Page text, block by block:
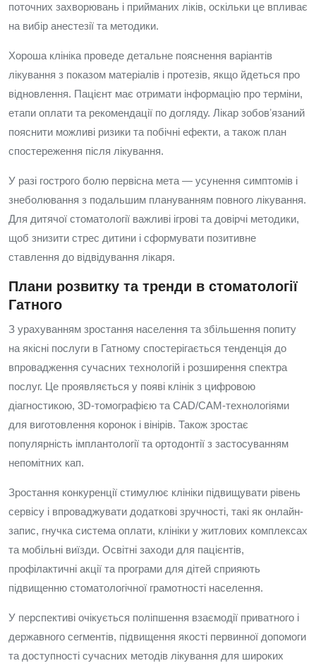
поточних захворювань і прийманих ліків, оскільки це впливає
на вибір анестезії та методики.
Хороша клініка проведе детальне пояснення варіантів
лікування з показом матеріалів і протезів, якщо йдеться про
відновлення. Пацієнт має отримати інформацію про терміни,
етапи оплати та рекомендації по догляду. Лікар зобовʼязаний
пояснити можливі ризики та побічні ефекти, а також план
спостереження після лікування.
У разі гострого болю первісна мета — усунення симптомів і
знеболювання з подальшим плануванням повного лікування.
Для дитячої стоматології важливі ігрові та довірчі методики,
щоб знизити стрес дитини і сформувати позитивне
ставлення до відвідування лікаря.
Плани розвитку та тренди в стоматології
Гатного
З урахуванням зростання населення та збільшення попиту
на якісні послуги в Гатному спостерігається тенденція до
впровадження сучасних технологій і розширення спектра
послуг. Це проявляється у появі клінік з цифровою
діагностикою, 3D-томографією та CAD/CAM-технологіями
для виготовлення коронок і вінірів. Також зростає
популярність імплантології та ортодонтії з застосуванням
непомітних кап.
Зростання конкуренції стимулює клініки підвищувати рівень
сервісу і впроваджувати додаткові зручності, такі як онлайн-
запис, гнучка система оплати, клініки у житлових комплексах
та мобільні виїзди. Освітні заходи для пацієнтів,
профілактичні акції та програми для дітей сприяють
підвищенню стоматологічної грамотності населення.
У перспективі очікується поліпшення взаємодії приватного і
державного сегментів, підвищення якості первинної допомоги
та доступності сучасних методів лікування для широких